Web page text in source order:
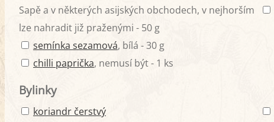
Sapě a v některých asijských obchodech, v nejhorším
lze nahradit již praženými - 50 g
semínka sezamová, bílá - 30 g
chilli paprička, nemusí být - 1 ks
Bylinky
koriandr čerstvý